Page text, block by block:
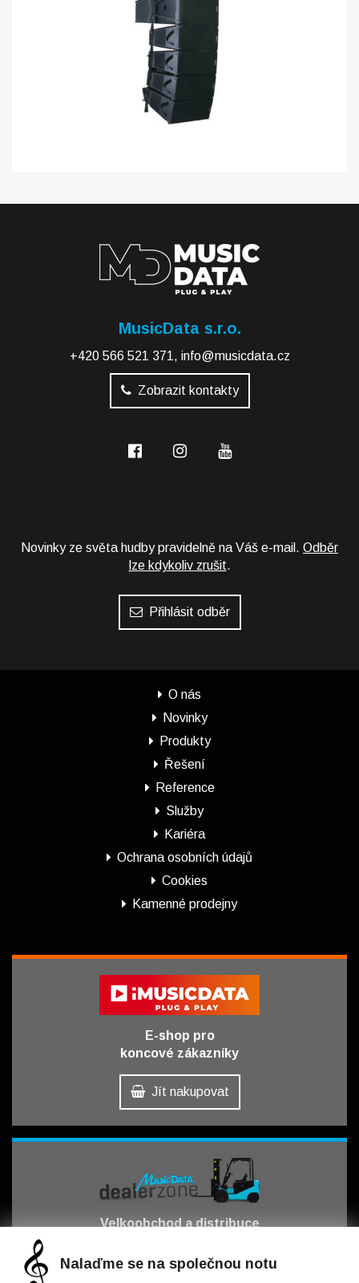
MusicData s.r.o.
+420 566 521 371 , info@musicdata.cz
Zobrazit kontakty
Novinky ze světa hudby pravidelně na Váš e-mail. Odběr
lze kdykoliv zrušit.
Přihlásit odběr
O nás
Novinky
Produkty
Řešení
Reference
Služby
Kariéra
Ochrana osobních údajů
Cookies
Kamenné prodejny
E-shop pro
koncové zákazníky
Jít nakupovat
Velkoobchod a distribuce
Nalaďme se na společnou notu